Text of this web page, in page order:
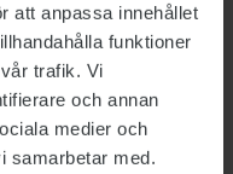
att anpassa innehållet
funktioner
trafik. Vi
och annan
medier och
samarbetar med.
får ST-